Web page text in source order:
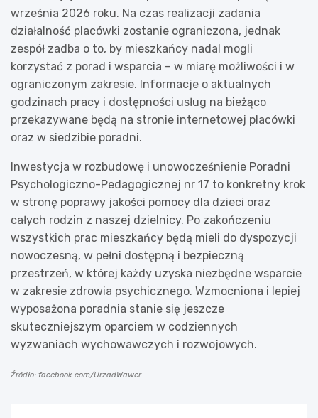
września 2026 roku. Na czas realizacji zadania
działalność placówki zostanie ograniczona, jednak
zespół zadba o to, by mieszkańcy nadal mogli
korzystać z porad i wsparcia – w miarę możliwości i w
ograniczonym zakresie. Informacje o aktualnych
godzinach pracy i dostępności usług na bieżąco
przekazywane będą na stronie internetowej placówki
oraz w siedzibie poradni.
Inwestycja w rozbudowę i unowocześnienie Poradni
Psychologiczno-Pedagogicznej nr 17 to konkretny krok
w stronę poprawy jakości pomocy dla dzieci oraz
całych rodzin z naszej dzielnicy. Po zakończeniu
wszystkich prac mieszkańcy będą mieli do dyspozycji
nowoczesną, w pełni dostępną i bezpieczną
przestrzeń, w której każdy uzyska niezbędne wsparcie
w zakresie zdrowia psychicznego. Wzmocniona i lepiej
wyposażona poradnia stanie się jeszcze
skuteczniejszym oparciem w codziennych
wyzwaniach wychowawczych i rozwojowych.
Źródło: facebook.com/UrzadWawer